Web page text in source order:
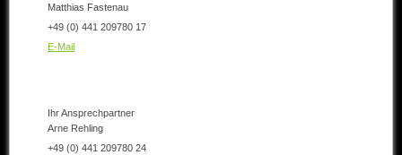
Matthias Fastenau
+49 (0) 441 209780 17
E-Mail
Ihr Ansprechpartner
Arne Rehling
+49 (0) 441 209780 24